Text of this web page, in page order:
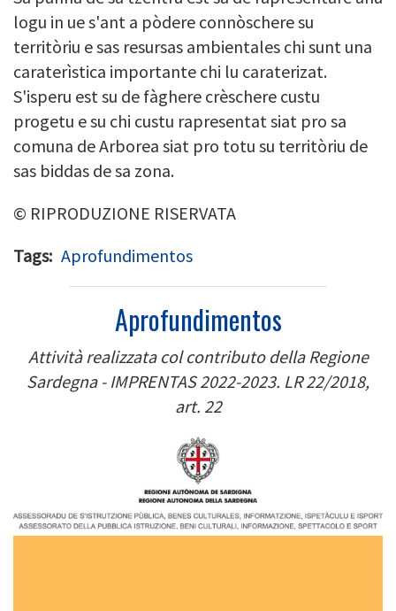
logu in ue s'ant a pòdere connòschere su
territòriu e sas resursas ambientales chi sunt una
caraterìstica importante chi lu caraterizat.
S'isperu est su de fàghere crèschere custu
progetu e su chi custu rapresentat siat pro sa
comuna de Arborea siat pro totu su territòriu de
sas biddas de sa zona.
© RIPRODUZIONE RISERVATA
Tags Aprofundimentos
Aprofundimentos
Attività realizzata col contributo della Regione
Sardegna - IMPRENTAS 2022-2023. LR 22/2018,
art. 22